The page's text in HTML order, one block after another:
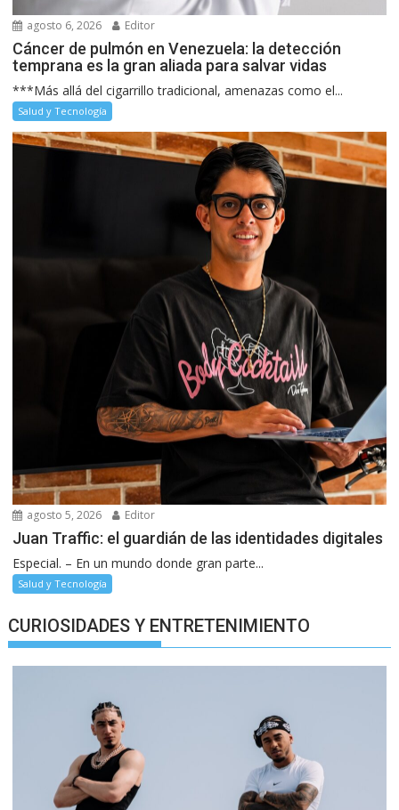
agosto 6, 2026 Editor
Cáncer de pulmón en Venezuela: la detección
temprana es la gran aliada para salvar vidas
***Más allá del cigarrillo tradicional, amenazas como el...
Salud y Tecnología
agosto 5, 2026 Editor
Juan Traffic: el guardián de las identidades digitales
Especial. – En un mundo donde gran parte...
Salud y Tecnología
CURIOSIDADES Y ENTRETENIMIENTO